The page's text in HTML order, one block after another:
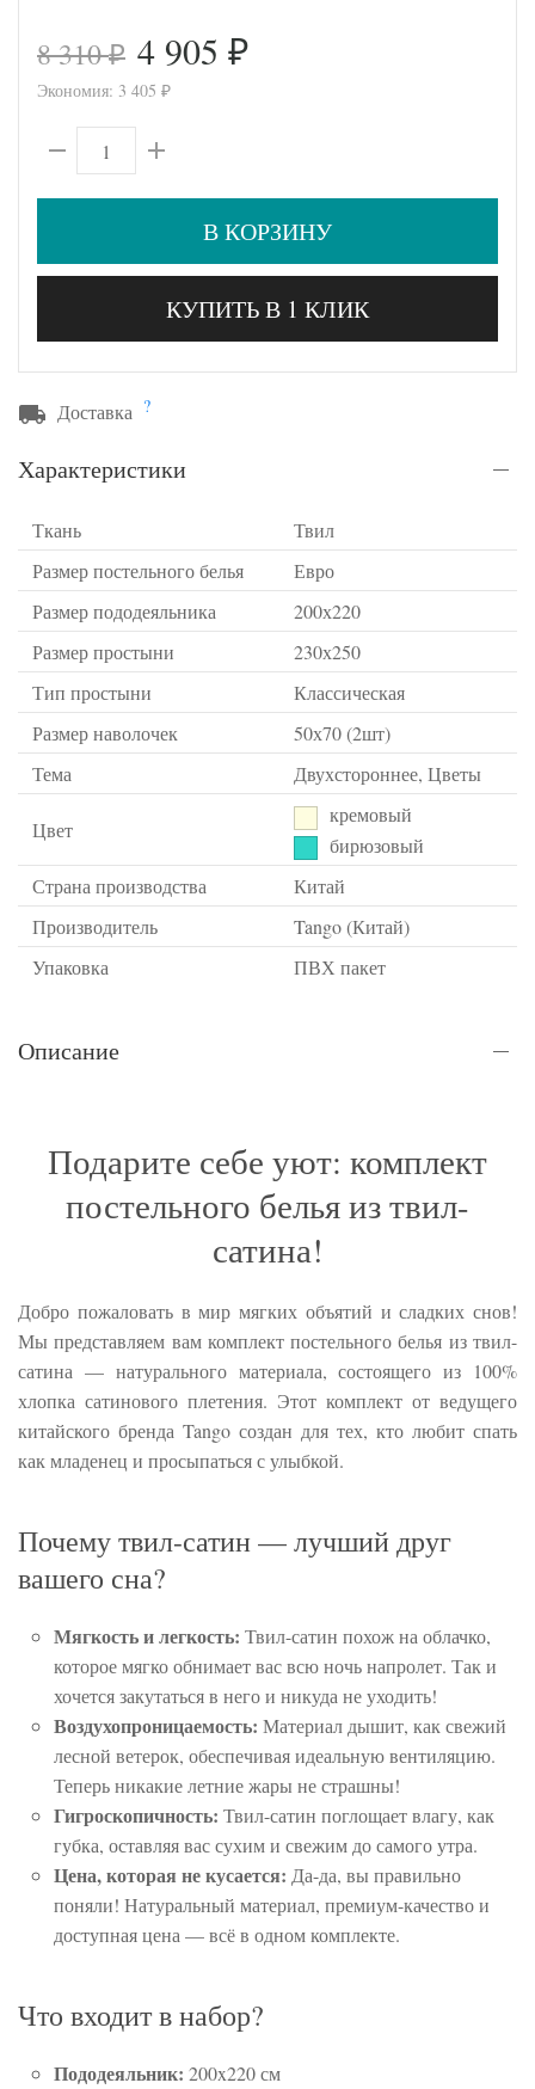
8 310₽ 4 905 ₽
Экономия: 3 405 ₽
В КОРЗИНУ
КУПИТЬ В 1 КЛИК
Доставка ?
Характеристики
Ткань
Твил
Размер постельного белья
Евро
Размер пододеяльника
200х220
Размер простыни
230х250
Тип простыни
Классическая
Размер наволочек
50х70 (2шт)
Тема
Двухстороннее, Цветы
Цвет
кремовый
бирюзовый
Страна производства
Китай
Производитель
Tango (Китай)
Упаковка
ПВХ пакет
Описание
Подарите себе уют: комплект
постельного белья из твил-
сатина!
Добро пожаловать в мир мягких объятий и сладких снов!
Мы представляем вам комплект постельного белья из твил-
сатина — натурального материала, состоящего из 100%
хлопка сатинового плетения. Этот комплект от ведущего
китайского бренда Tango создан для тех, кто любит спать
как младенец и просыпаться с улыбкой.
Почему твил-сатин — лучший друг
вашего сна?
Мягкость и легкость: Твил-сатин похож на облачко,
которое мягко обнимает вас всю ночь напролет. Так и
хочется закутаться в него и никуда не уходить!
Воздухопроницаемость: Материал дышит, как свежий
лесной ветерок, обеспечивая идеальную вентиляцию.
Теперь никакие летние жары не страшны!
Гигроскопичность: Твил-сатин поглощает влагу, как
губка, оставляя вас сухим и свежим до самого утра.
Цена, которая не кусается: Да-да, вы правильно
поняли! Натуральный материал, премиум-качество и
доступная цена — всё в одном комплекте.
Что входит в набор?
Пододеяльник: 200x220 см